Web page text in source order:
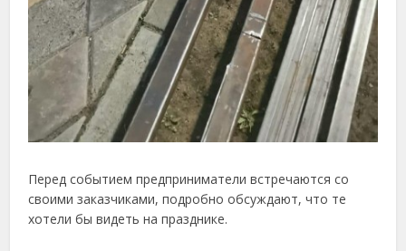
Перед событием предприниматели встречаются со
своими заказчиками, подробно обсуждают, что те
хотели бы видеть на празднике.